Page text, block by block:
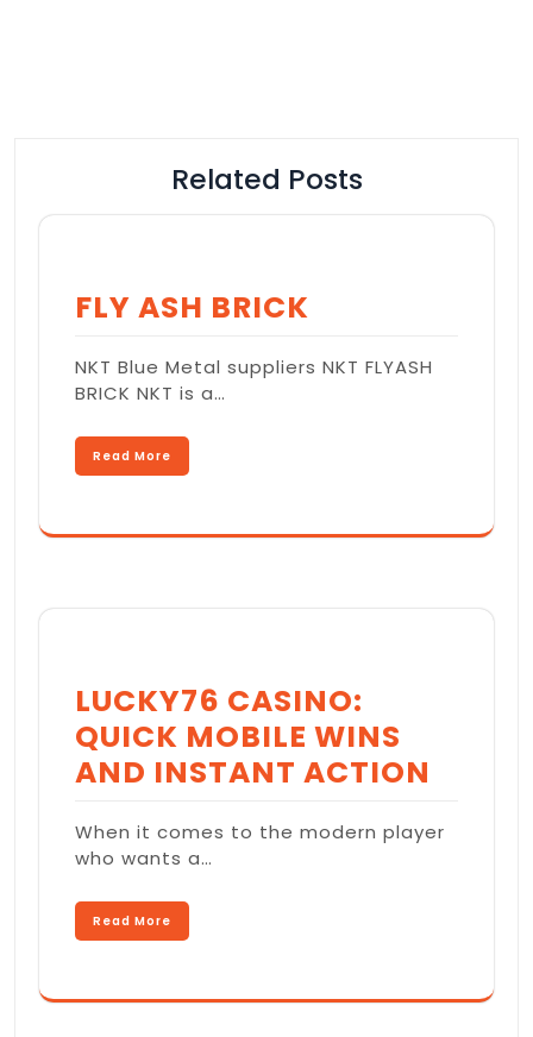
Related Posts
FLY ASH BRICK
NKT Blue Metal suppliers NKT FLYASH
BRICK NKT is a…
Read More
LUCKY76 CASINO:
QUICK MOBILE WINS
AND INSTANT ACTION
When it comes to the modern player
who wants a…
Read More